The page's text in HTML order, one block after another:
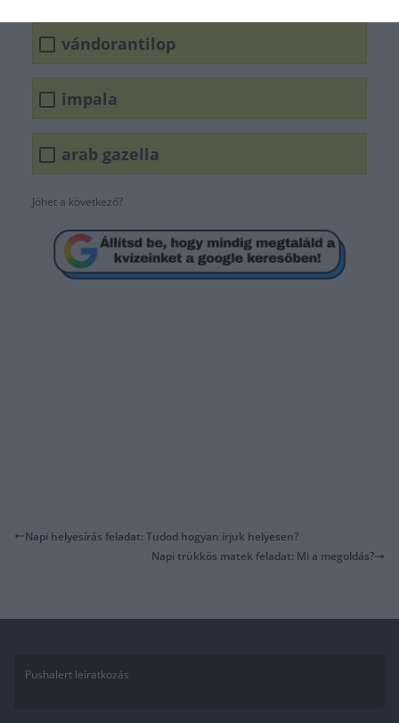
vándorantilop
impala
arab gazella
Jöhet a következő?
Napi helyesírás feladat: Tudod hogyan írjuk helyesen?
Napi trükkös matek feladat: Mi a megoldás?
Pushalert leíratkozás